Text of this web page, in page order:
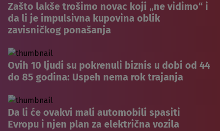
Zašto lakše trošimo novac koji „ne vidimo“ i
da li je impulsivna kupovina oblik
zavisničkog ponašanja
Ovih 10 ljudi su pokrenuli biznis u dobi od 44
do 85 godina: Uspeh nema rok trajanja
Da li će ovakvi mali automobili spasiti
Evropu i njen plan za električna vozila